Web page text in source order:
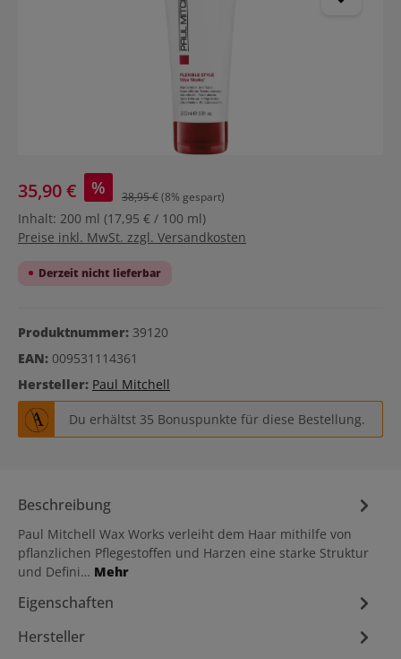
35,90 € % 38,95 €(8% gespart)
Inhalt: 200 ml (17,95 € / 100 ml)
Preise inkl. MwSt. zzgl. Versandkosten
Derzeit nicht lieferbar
Produktnummer: 39120
EAN: 009531114361
Hersteller: Paul Mitchell
Du erhältst 35 Bonuspunkte für diese Bestellung.
Beschreibung
Paul Mitchell Wax Works verleiht dem Haar mithilfe von
pflanzlichen Pflegestoffen und Harzen eine starke Struktur
und Defini… Mehr
Eigenschaften
Hersteller